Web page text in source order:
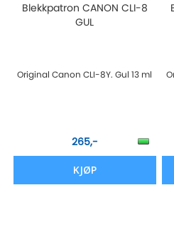
Blekkpatron CANON CLI-8
GUL
Original Canon CLI-8Y. Gul 13 ml
265,-
KJØP